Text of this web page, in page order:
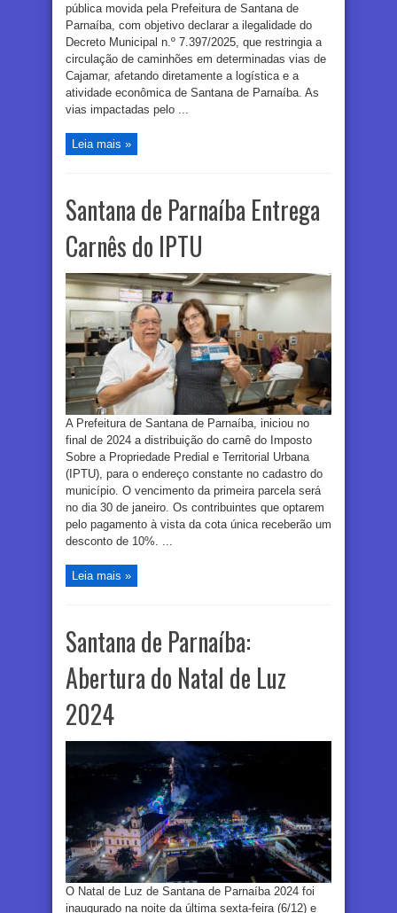
pública movida pela Prefeitura de Santana de
Parnaíba, com objetivo declarar a ilegalidade do
Decreto Municipal n.º 7.397/2025, que restringia a
circulação de caminhões em determinadas vias de
Cajamar, afetando diretamente a logística e a
atividade econômica de Santana de Parnaíba. As
vias impactadas pelo ...
Leia mais »
Santana de Parnaíba Entrega
Carnês do IPTU
A Prefeitura de Santana de Parnaíba, iniciou no
final de 2024 a distribuição do carnê do Imposto
Sobre a Propriedade Predial e Territorial Urbana
(IPTU), para o endereço constante no cadastro do
município. O vencimento da primeira parcela será
no dia 30 de janeiro. Os contribuintes que optarem
pelo pagamento à vista da cota única receberão um
desconto de 10%. ...
Leia mais »
Santana de Parnaíba:
Abertura do Natal de Luz
2024
O Natal de Luz de Santana de Parnaíba 2024 foi
inaugurado na noite da última sexta-feira (6/12) e